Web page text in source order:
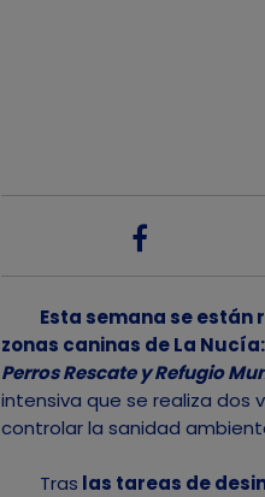
Esta semana se
zonas caninas de La Nucía:
Perros Rescate y Refugio
intensiva que se realiza dos
controlar la sanidad
Tras las tareas de